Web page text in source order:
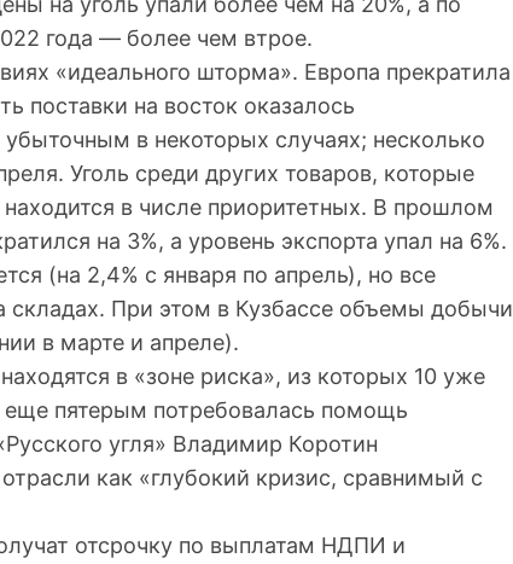
года — более чем втрое.
«идеального шторма». Европа прекратила
поставки на восток оказалось
убыточным в некоторых случаях; несколько
Уголь среди других товаров, которые
в числе приоритетных. В прошлом
на 3%, а уровень экспорта упал на 6%.
(на 2,4% с января по апрель), но все
складах. При этом в Кузбассе объемы добычи
в марте и апреле).
в «зоне риска», из которых 10 уже
еще пятерым потребовалась помощь
угля» Владимир Коротин
как «глубокий кризис, сравнимый с
отсрочку по выплатам НДПИ и